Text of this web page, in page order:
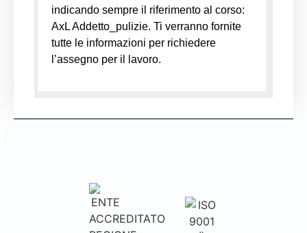
indicando sempre il riferimento al corso:
AxL Addetto_pulizie. Ti verranno fornite
tutte le informazioni per richiedere
l’assegno per il lavoro.